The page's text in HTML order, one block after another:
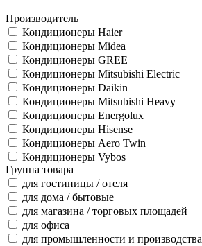
Производитель
Кондиционеры Haier
Кондиционеры Midea
Кондиционеры GREE
Кондиционеры Mitsubishi Electric
Кондиционеры Daikin
Кондиционеры Mitsubishi Heavy
Кондиционеры Energolux
Кондиционеры Hisense
Кондиционеры Aero Twin
Кондиционеры Vybos
Группа товара
для гостиницы / отеля
для дома / бытовые
для магазина / торговых площадей
для офиса
для промышленности и производства